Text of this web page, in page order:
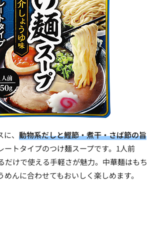
、 動物系だしと鰹節・煮干・さば節の旨
ートタイプのつけ麺スープです。1人前
だけで使える手軽さが魅力。中華麺はもち
んに合わせてもおいしく楽しめます。